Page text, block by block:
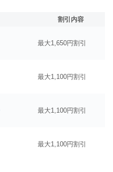
割引内容
最大1,650円割引
最大1,100円割引
最大1,100円割引
最大1,100円割引